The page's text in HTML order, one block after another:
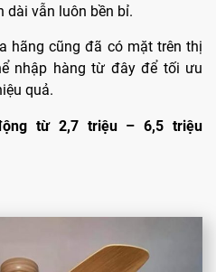
dài vẫn luôn bền bỉ.
hãng cũng đã có mặt trên thị
nhập hàng từ đây để tối ưu
quả.
từ 2,7 triệu – 6,5 triệu